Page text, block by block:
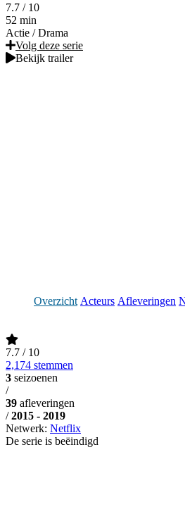
7.7 / 10
52 min
Actie / Drama
Volg deze serie
Bekijk trailer
Overzicht Acteurs Afleveringen
7.7 / 10
2,174 stemmen
3 seizoenen
/
39 afleveringen
/ 2015 - 2019
Netwerk: Netflix
De serie is beëindigd